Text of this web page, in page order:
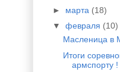
► марта (18)
▼ февраля (10)
Масленица в
Итоги
армспорту !